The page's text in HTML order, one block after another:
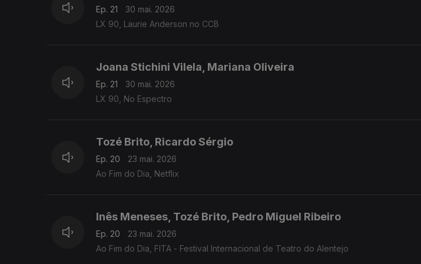
Ep. 21
30 mai. 2026
LX 90, Laurie Anderson no CCB
Joana Stichini Vilela, Mariana Oliveira
Ep. 21
30 mai. 2026
LX 90, No Espectro
Tozé Brito, Ricardo Sérgio
Ep. 20
23 mai. 2026
Ao Fim do Dia, Netflix
Inês Meneses, Tozé Brito, Pedro Miguel Ribeiro
Ep. 20
23 mai. 2026
Ao Fim do Dia, FITA - Festival Internacional de Teatro do Alentejo